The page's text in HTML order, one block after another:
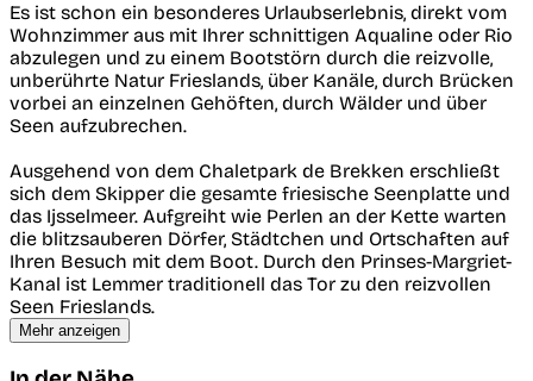
Es ist schon ein besonderes Urlaubserlebnis, direkt vom
Wohnzimmer aus mit Ihrer schnittigen Aqualine oder Rio
abzulegen und zu einem Bootstörn durch die reizvolle,
unberührte Natur Frieslands, über Kanäle, durch Brücken
vorbei an einzelnen Gehöften, durch Wälder und über
Seen aufzubrechen.
Ausgehend von dem Chaletpark de Brekken erschließt
sich dem Skipper die gesamte friesische Seenplatte und
das Ijsselmeer. Aufgreiht wie Perlen an der Kette warten
die blitzsauberen Dörfer, Städtchen und Ortschaften auf
Ihren Besuch mit dem Boot. Durch den Prinses-Margriet-
Kanal ist Lemmer traditionell das Tor zu den reizvollen
Seen Frieslands.
Mehr anzeigen